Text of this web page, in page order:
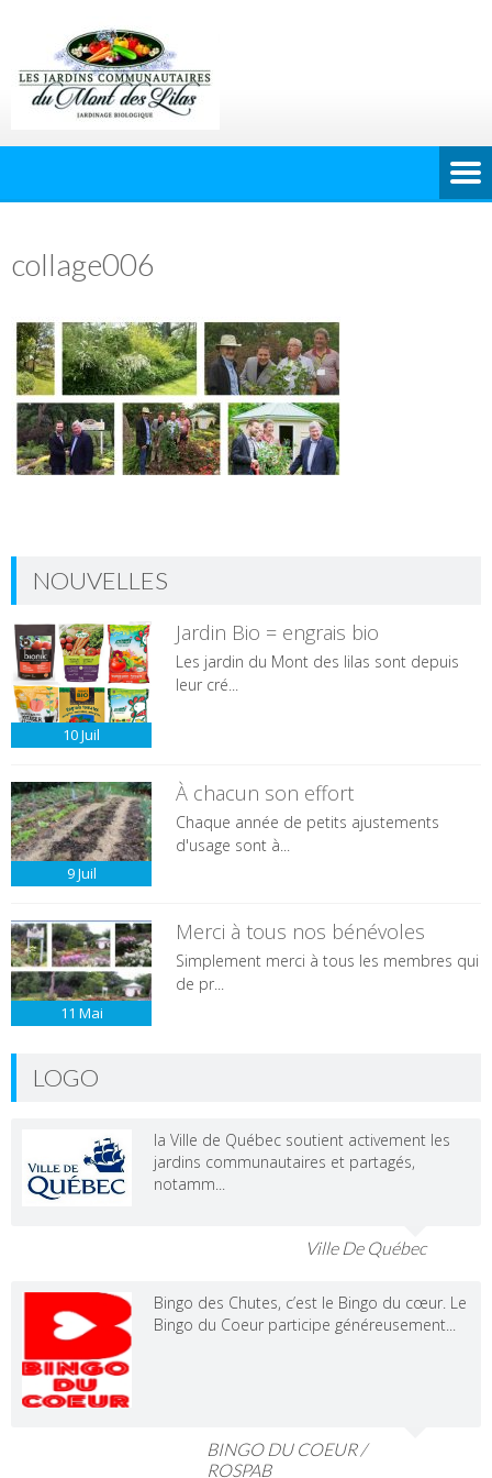
collage006
NOUVELLES
10Juil
Jardin Bio = engrais bio
Les jardin du Mont des lilas sont depuis
leur cré...
9Juil
À chacun son effort
Chaque année de petits ajustements
d'usage sont à...
11 Mai
Merci à tous nos bénévoles
Simplement merci à tous les membres qui
de pr...
LOGO
la Ville de Québec soutient activement les
jardins communautaires et partagés,
notamm...
Ville De Québec
Bingo des Chutes, c’est le Bingo du cœur. Le
Bingo du Coeur participe généreusement...
BINGO DU COEUR /
ROSPAB